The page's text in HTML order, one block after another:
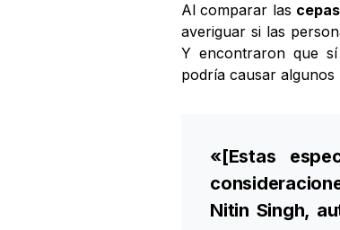
Al comparar las
averiguar si las
Y encontraron que
podría causar algunos
«[Estas
Nitin Singh,